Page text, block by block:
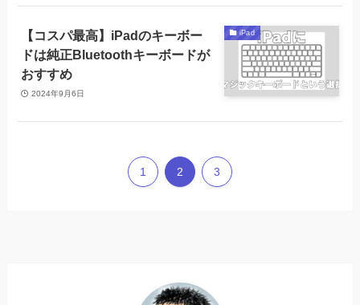
iPad
【コスパ最高】iPadのキーボー
ドは純正Bluetoothキーボードが
おすすめ
2024年9月6日
1 2 3